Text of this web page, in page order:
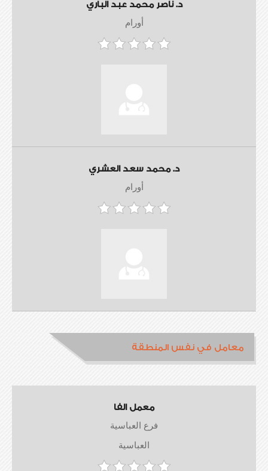
د. ناصر محمد عبد الباري
أورام
د. محمد سعد العشري
أورام
معامل في نفس المنطقة
معمل الفا
فرع العباسية
العباسية